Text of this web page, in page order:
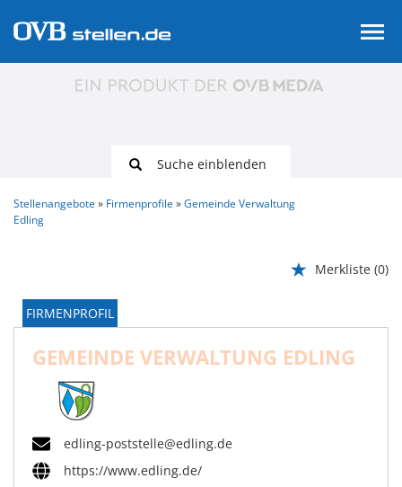
Suche einblenden
Stellenangebote Firmenprofile
Gemeinde Verwaltung
Edling
Merkliste (0)
FIRMENPROFIL
GEMEINDE VERWALTUNG EDLING
edling-poststelle@edling.de
https://www.edling.de/